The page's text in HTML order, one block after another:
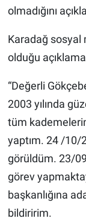
olmadığını
Karadağ sosyal
olduğu
“Değerli
2003 yılında
tüm
yaptım. 24 /10/
görüldüm. 23/
görev
başkanlığına
bildiririm.